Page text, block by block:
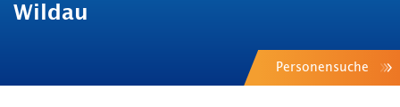
Wildau
Personensuche